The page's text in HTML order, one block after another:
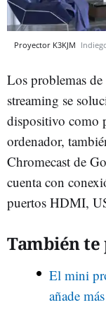
Proyector K3KJM
Los problemas
streaming se
dispositivo como
ordenador,
Chromecast de
cuenta con
puertos HDMI,
También te
El mini
añade